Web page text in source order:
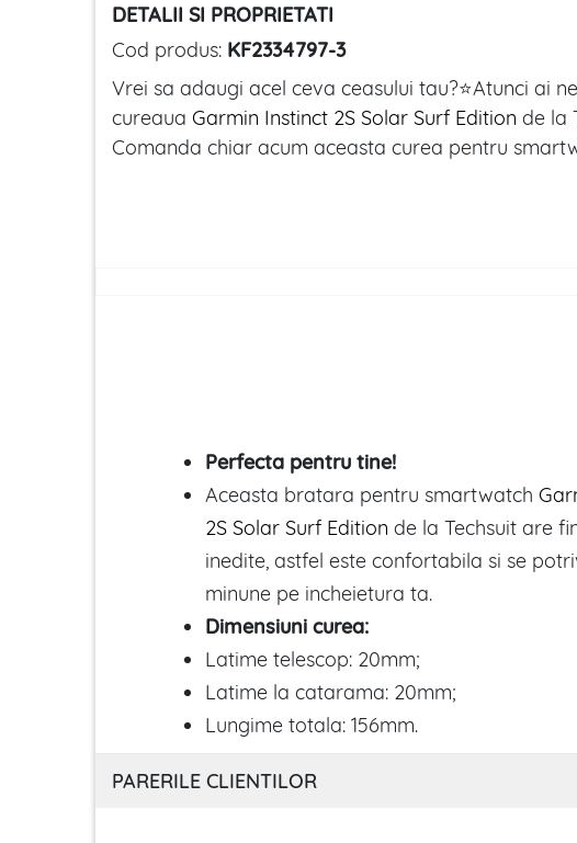
DETALII SI PROPRIETATI
Cod produs: KF2334797-3
Vrei sa adaugi acel ceva ceasului tau?⭐Atunci ai
cureaua Garmin Instinct 2S Solar Surf Edition de la
Comanda chiar acum aceasta curea pentru
Perfecta pentru tine!
Aceasta bratara pentru smartwatch
2S Solar Surf Edition de la Techsuit are
inedite, astfel este confortabila si se
minune pe incheietura ta.
Dimensiuni curea:
Latime telescop: 20mm;
Latime la catarama: 20mm;
Lungime totala: 156mm.
PARERILE CLIENTILOR